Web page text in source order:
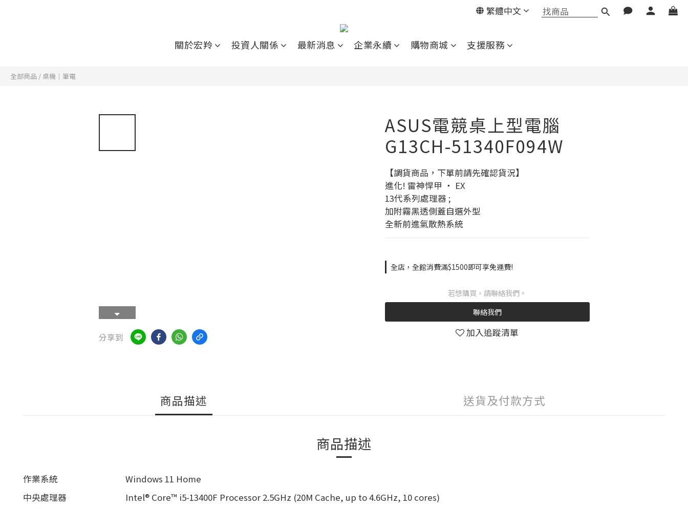
繁體中文
關於宏羚 投資人關係 最新消息 企業永續 購物商城 支援服務
全部商品 / 桌機｜筆電
分享到
ASUS電競桌上型電腦
G13CH-51340F094W
【調貨商品，下單前請先確認貨況】
進化! 雷神悍甲 ‧ EX
13代系列處理器 ;
加附霧黑透側蓋自選外型
全新前進氣散熱系統
全店，全館消費滿$1500即可享免運費!
若想購買，請聯絡我們。
聯絡我們
加入追蹤清單
商品描述 送貨及付款方式
商品描述
作業系統
Windows 11 Home
中央處理器
Intel® Core™ i5-13400F Processor 2.5GHz (20M Cache, up to 4.6GHz, 10 cores)